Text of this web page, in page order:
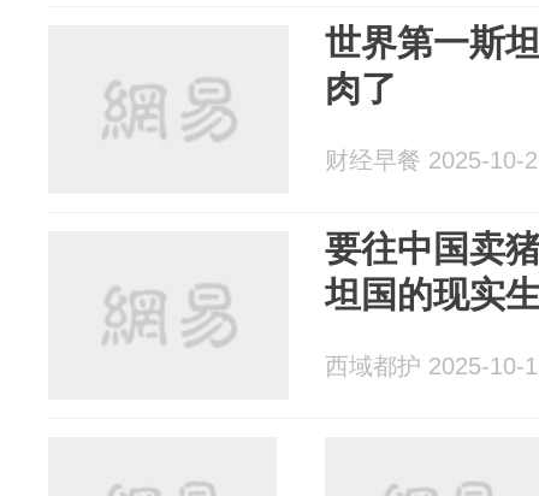
世界第一斯
肉了
财经早餐 2025-10-
要往中国卖
坦国的现实
西域都护 2025-10-